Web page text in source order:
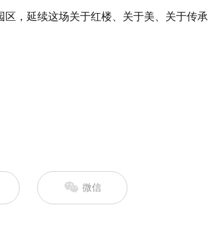
，延续这场关于红楼、关于美、关于传承
微信